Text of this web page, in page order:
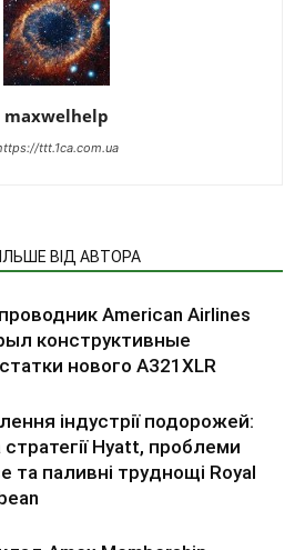
maxwelhelp
ttt.1ca.com.ua
ВІД АВТОРА
American Airlines
конструктивные
нового A321XLR
індустрії подорожей:
стратегії Hyatt, проблеми
та паливні труднощі Royal